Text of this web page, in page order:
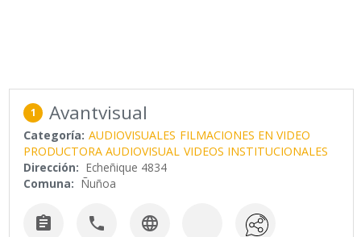
1 Avantvisual
Categoría: AUDIOVISUALES FILMACIONES EN VIDEO
PRODUCTORA AUDIOVISUAL VIDEOS INSTITUCIONALES
Dirección: Echeñique 4834
Comuna: Ñuñoa
  